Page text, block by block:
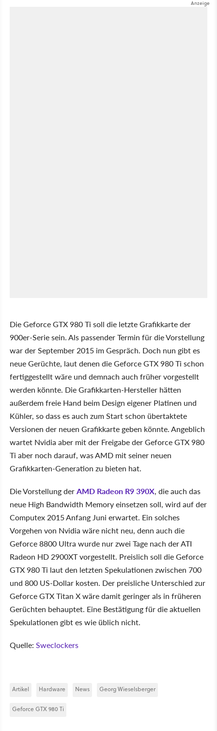
Die Geforce GTX 980 Ti soll die letzte Grafikkarte der
900er-Serie sein. Als passender Termin für die Vorstellung
war der September 2015 im Gespräch. Doch nun gibt es
neue Gerüchte, laut denen die Geforce GTX 980 Ti schon
fertiggestellt wäre und demnach auch früher vorgestellt
werden könnte. Die Grafikkarten-Hersteller hätten
außerdem freie Hand beim Design eigener Platinen und
Kühler, so dass es auch zum Start schon übertaktete
Versionen der neuen Grafikkarte geben könnte. Angeblich
wartet Nvidia aber mit der Freigabe der Geforce GTX 980
Ti aber noch darauf, was AMD mit seiner neuen
Grafikkarten-Generation zu bieten hat.
Die Vorstellung derAMD Radeon R9 390X, die auch das
neue High Bandwidth Memory einsetzen soll, wird auf der
Computex 2015 Anfang Juni erwartet. Ein solches
Vorgehen von Nvidia wäre nicht neu, denn auch die
Geforce 8800 Ultra wurde nur zwei Tage nach der ATI
Radeon HD 2900XT vorgestellt. Preislich soll die Geforce
GTX 980 Ti laut den letzten Spekulationen zwischen 700
und 800 US-Dollar kosten. Der preisliche Unterschied zur
Geforce GTX Titan X wäre damit geringer als in früheren
Gerüchten behauptet. Eine Bestätigung für die aktuellen
Spekulationen gibt es wie üblich nicht.
Quelle: Sweclockers
Artikel Hardware News Georg Wieselsberger
Geforce GTX 980 Ti